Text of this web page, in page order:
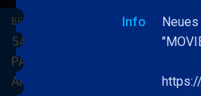
BAND
BERRY BLUE & BAND
54. JAZZ Matinee in den
PARKSIDE STUDIOS
American Songbook
Info